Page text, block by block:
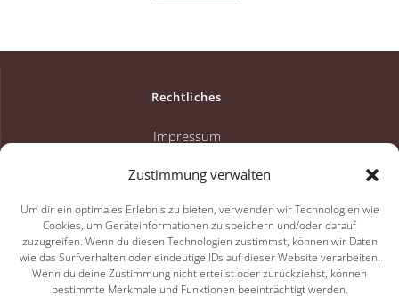
Zustimmung verwalten
Um dir ein optimales Erlebnis zu bieten, verwenden wir Technologien wie
Cookies, um Geräteinformationen zu speichern und/oder darauf
zuzugreifen. Wenn du diesen Technologien zustimmst, können wir Daten
wie das Surfverhalten oder eindeutige IDs auf dieser Website verarbeiten.
Wenn du deine Zustimmung nicht erteilst oder zurückziehst, können
bestimmte Merkmale und Funktionen beeinträchtigt werden.
Rechtliches
Impressum
HSF Vereins-Aktivitäten 2026
Arbeitseinsätze 2026